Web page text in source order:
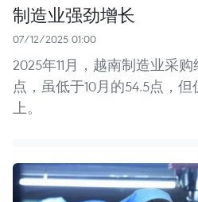
制造业强劲增长
07/12/2025 01:00
2025年11月，越南制造业采
点，虽低于10月的54.5点，
上。